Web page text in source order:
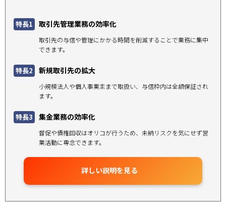
特長1 取引先管理業務の効率化
取引先の与信や管理にかかる時間を削減することで業務に集中
できます。
特長2 新規取引先の拡大
小規模法人や個人事業主まで取扱い、与信枠内は全額保証され
ます。
特長3 集金業務の効率化
督促や債権回収はオリコが行うため、未納リスクを気にせず営
業活動に専念できます。
詳しい説明を見る